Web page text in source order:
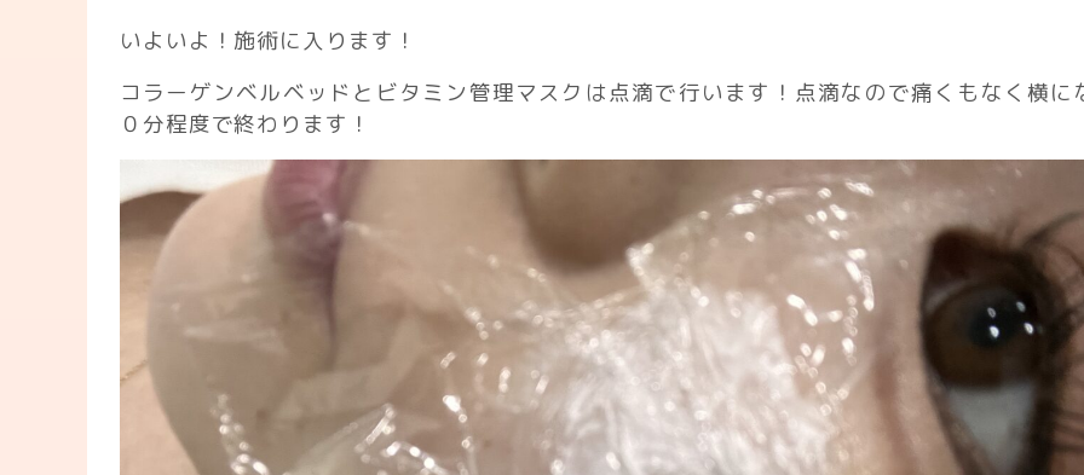
いよいよ！施術に入ります！
コラーゲンベルベッドとビタミン管理マスクは点滴で行います！点滴なので痛くもなく横に
０分程度で終わります！